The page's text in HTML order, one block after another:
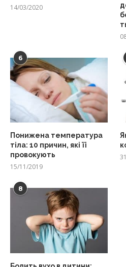
14/03/2020
6
Понижена температура
тіла: 10 причин, які її
провокують
15/11/2019
8